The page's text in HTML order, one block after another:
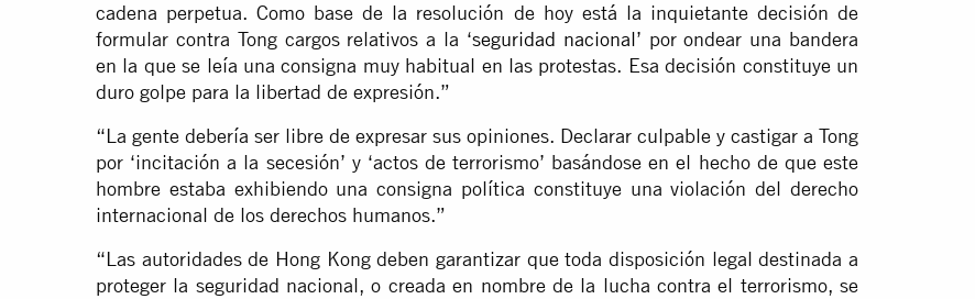
cadena perpetua. Como base de la resolución de hoy está la inquietante decisión de
formular contra Tong cargos relativos a la ‘seguridad nacional’ por ondear una bandera
en la que se leía una consigna muy habitual en las protestas. Esa decisión constituye un
duro golpe para la libertad de expresión.”
“La gente debería ser libre de expresar sus opiniones. Declarar culpable y castigar a Tong
por ‘incitación a la secesión’ y ‘actos de terrorismo’ basándose en el hecho de que este
hombre estaba exhibiendo una consigna política constituye una violación del derecho
internacional de los derechos humanos.”
“Las autoridades de Hong Kong deben garantizar que toda disposición legal destinada a
proteger la seguridad nacional, o creada en nombre de la lucha contra el terrorismo, se